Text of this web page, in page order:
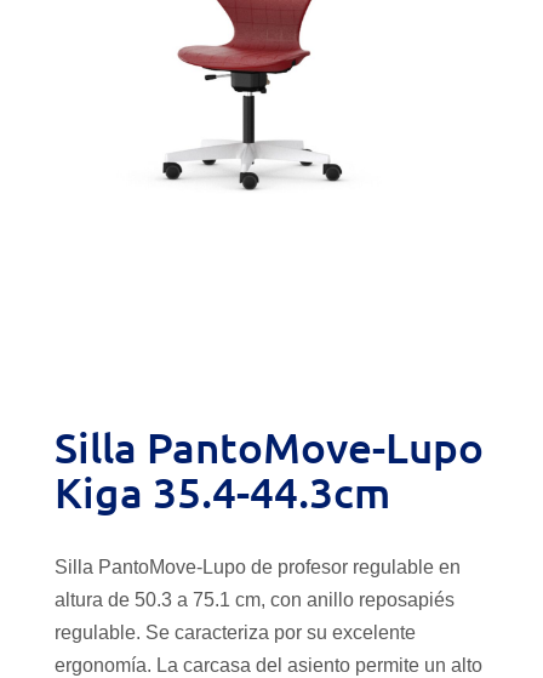
Silla PantoMove-Lupo
Kiga 35.4-44.3cm
Silla PantoMove-Lupo de profesor regulable en
altura de 50.3 a 75.1 cm, con anillo reposapiés
regulable. Se caracteriza por su excelente
ergonomía. La carcasa del asiento permite un alto